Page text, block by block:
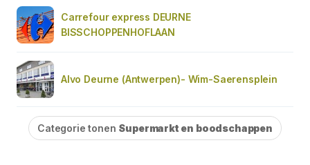
Carrefour express DEURNE
BISSCHOPPENHOFLAAN
Alvo Deurne (Antwerpen)- Wim-Saerensplein
Categorie tonen Supermarkt en boodschappen